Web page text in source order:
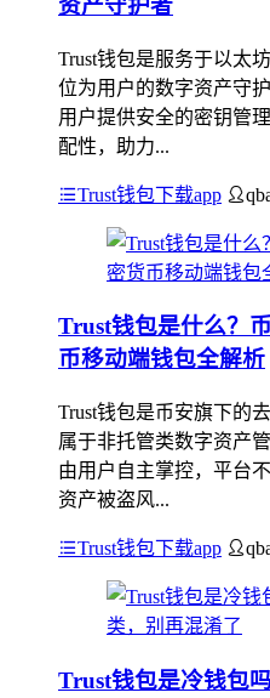
资产守护者
Trust钱包是服务于以太
位为用户的数字资产守
用户提供安全的密钥管
配性，助力...
Trust钱包下载app
Trust钱包是什么？
币移动端钱包全解析
Trust钱包是币安旗下的
属于非托管类数字资产
由用户自主掌控，平台
资产被盗风...
Trust钱包下载app
Trust钱包是冷钱包